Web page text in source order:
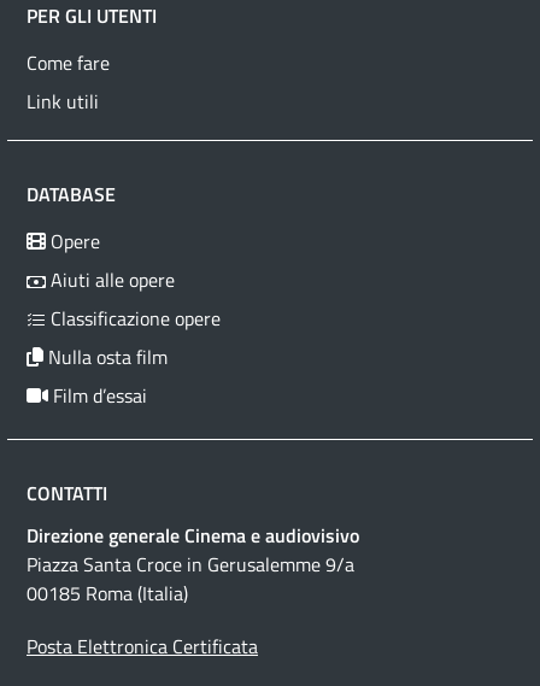
PER GLI UTENTI
Come fare
Link utili
DATABASE
Opere
Aiuti alle opere
Classificazione opere
Nulla osta film
Film d’essai
CONTATTI
Direzione generale Cinema e audiovisivo
Piazza Santa Croce in Gerusalemme 9/a
00185 Roma (Italia)
Posta Elettronica Certificata